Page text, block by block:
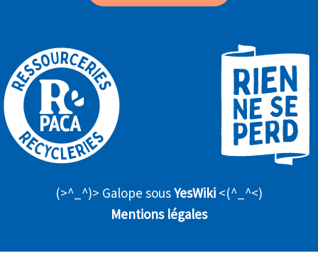
(>^_^)> Galope sousYesWiki <(^_^<)
Mentions légales